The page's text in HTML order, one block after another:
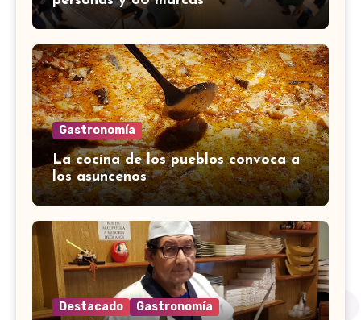
Gastronomía
La cocina de los pueblos convoca a
los asuncenos
Destacado Gastronomía